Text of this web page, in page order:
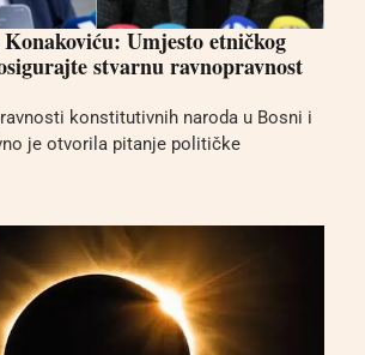
Umjesto etničkog
stvarnu ravnopravnost
konstitutivnih naroda u Bosni i
je otvorila pitanje političke